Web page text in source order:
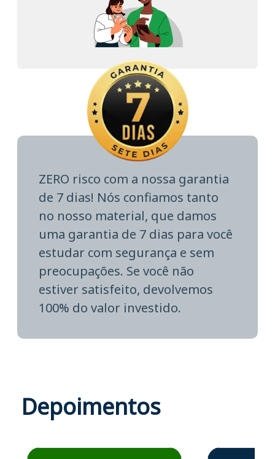
ZERO risco com a nossa garantia
de 7 dias! Nós confiamos tanto
no nosso material, que damos
uma garantia de 7 dias para você
estudar com segurança e sem
preocupações. Se você não
estiver satisfeito, devolvemos
100% do valor investido.
Depoimentos
Estudante José recomenda o Aprova Concursos emEstudante Elais